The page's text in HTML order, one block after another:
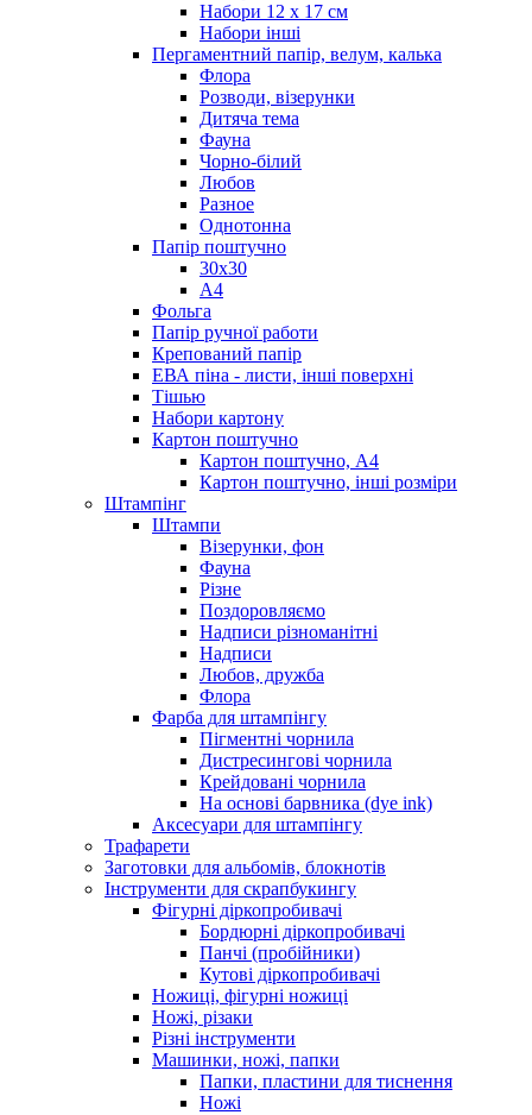
Набори 12 х 17 см
Набори інші
Пергаментний папір, велум, калька
Флора
Розводи, візерунки
Дитяча тема
Фауна
Чорно-білий
Любов
Разное
Однотонна
Папір поштучно
30х30
А4
Фольга
Папір ручної работи
Крепований папір
ЕВА піна - листи, інші поверхні
Тішью
Набори картону
Картон поштучно
Картон поштучно, А4
Картон поштучно, інші розміри
Штампінг
Штампи
Візерунки, фон
Фауна
Різне
Поздоровляємо
Надписи різноманітні
Надписи
Любов, дружба
Флора
Фарба для штампінгу
Пігментні чорнила
Дистресингові чорнила
Крейдовані чорнила
На основі барвника (dye ink)
Аксесуари для штампінгу
Трафарети
Заготовки для альбомів, блокнотів
Інструменти для скрапбукингу
Фігурні діркопробивачі
Бордюрні діркопробивачі
Панчі (пробійники)
Кутові діркопробивачі
Ножиці, фігурні ножиці
Ножі, різаки
Різні інструменти
Машинки, ножі, папки
Папки, пластини для тиснення
Ножі